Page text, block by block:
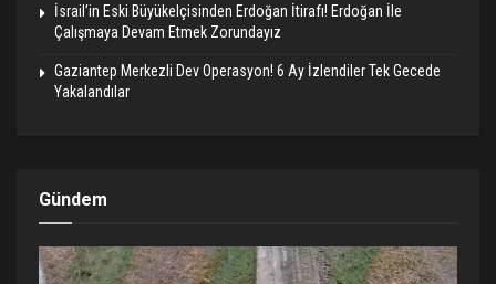
İsrail’in Eski Büyükelçisinden Erdoğan İtirafı! Erdoğan İle
Çalışmaya Devam Etmek Zorundayız
Gaziantep Merkezli Dev Operasyon! 6 Ay İzlendiler Tek Gecede
Yakalandılar
Gündem